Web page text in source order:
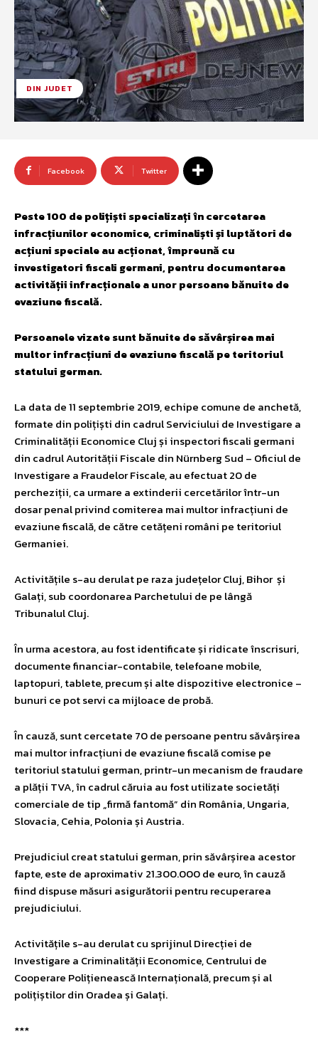
DIN JUDET
Facebook Twitter
Peste 100 de polițiști specializați în cercetarea
infracțiunilor economice, criminaliști și luptători de
acțiuni speciale au acționat, împreună cu
investigatori fiscali germani, pentru documentarea
activității infracționale a unor persoane bănuite de
evaziune fiscală.
Persoanele vizate sunt bănuite de săvârșirea mai
multor infracțiuni de evaziune fiscală pe teritoriul
statului german.
La data de 11 septembrie 2019, echipe comune de anchetă,
formate din polițiști din cadrul Serviciului de Investigare a
Criminalității Economice Cluj și inspectori fiscali germani
din cadrul Autorității Fiscale din Nürnberg Sud – Oficiul de
Investigare a Fraudelor Fiscale, au efectuat 20 de
percheziții, ca urmare a extinderii cercetărilor într-un
dosar penal privind comiterea mai multor infracțiuni de
evaziune fiscală, de către cetățeni români pe teritoriul
Germaniei.
Activitățile s-au derulat pe raza județelor Cluj, Bihor și
Galați, sub coordonarea Parchetului de pe lângă
Tribunalul Cluj.
În urma acestora, au fost identificate și ridicate înscrisuri,
documente financiar-contabile, telefoane mobile,
laptopuri, tablete, precum și alte dispozitive electronice –
bunuri ce pot servi ca mijloace de probă.
În cauză, sunt cercetate 70 de persoane pentru săvârșirea
mai multor infracțiuni de evaziune fiscală comise pe
teritoriul statului german, printr-un mecanism de fraudare
a plății TVA, în cadrul căruia au fost utilizate societăți
comerciale de tip „firmă fantomă” din România, Ungaria,
Slovacia, Cehia, Polonia și Austria.
Prejudiciul creat statului german, prin săvârșirea acestor
fapte, este de aproximativ 21.300.000 de euro, în cauză
fiind dispuse măsuri asigurătorii pentru recuperarea
prejudiciului.
Activitățile s-au derulat cu sprijinul Direcției de
Investigare a Criminalității Economice, Centrului de
Cooperare Polițienească Internațională, precum și al
polițiștilor din Oradea și Galați.
***